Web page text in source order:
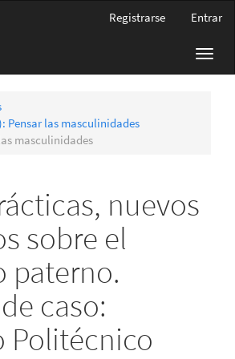
Registrarse Entrar
Pensar las masculinidades
masculinidades
nuevos
sobre el
paterno.
caso:
Politécnico